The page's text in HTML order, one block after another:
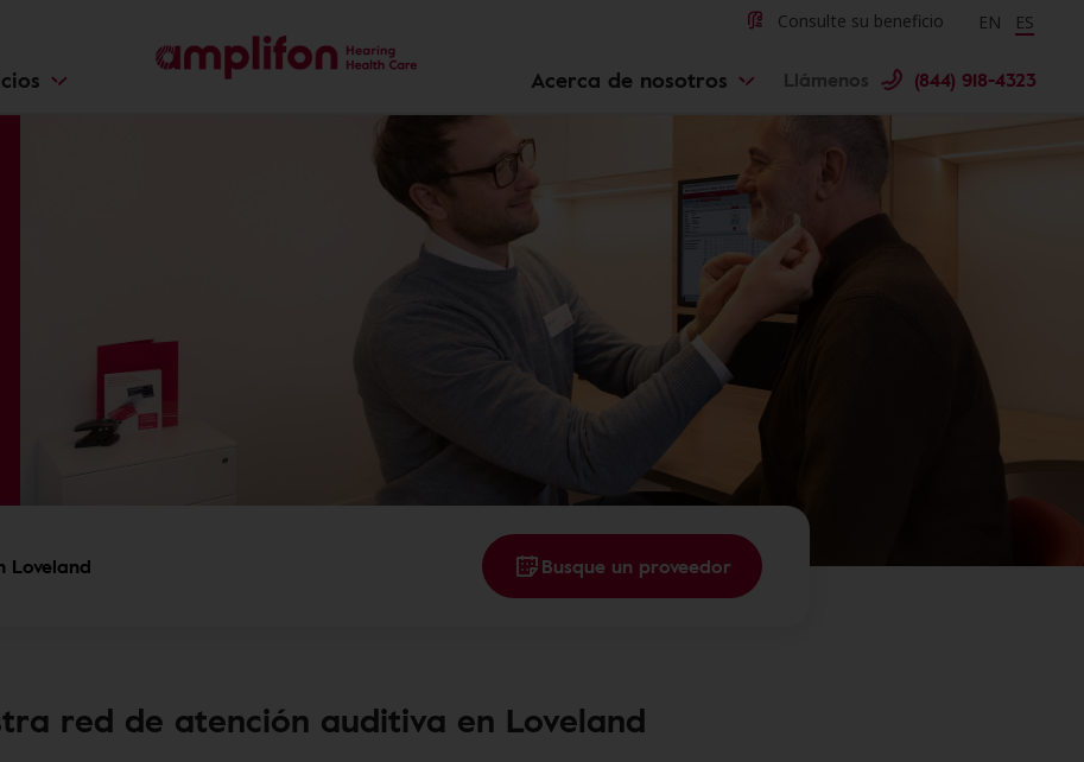
Consulte su beneficio EN ES
Acerca de nosotros Llámenos (844) 918-4323
Loveland Busque un proveedor
red de atención auditiva en Loveland